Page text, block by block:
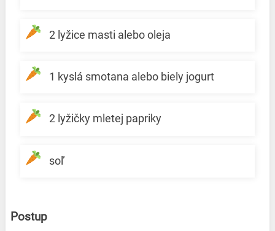
2 lyžice masti alebo oleja
1 kyslá smotana alebo biely jogurt
2 lyžičky mletej papriky
soľ
Postup